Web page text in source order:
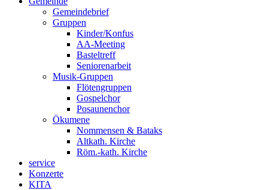
Gemeindebrief
Gruppen
Kinder/Konfus
AA-Meeting
Basteltreff
Seniorenarbeit
Musik-Gruppen
Flötengruppen
Gospelchor
Posaunenchor
Ökumene
Nommensen & Bataks
Altkath. Kirche
Röm.-kath. Kirche
service
Konzerte
KITA